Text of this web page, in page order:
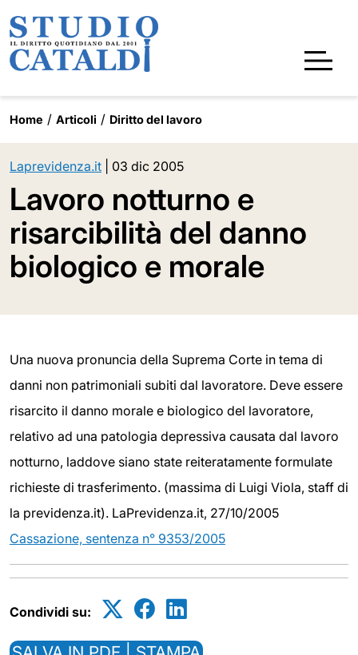
Home Articoli Diritto del lavoro
Laprevidenza.it 03 dic 2005
Lavoro notturno e
risarcibilità del danno
biologico e morale
Una nuova pronuncia della Suprema Corte in tema di
danni non patrimoniali subiti dal lavoratore. Deve essere
risarcito il danno morale e biologico del lavoratore,
relativo ad una patologia depressiva causata dal lavoro
notturno, laddove siano state reiteratamente formulate
richieste di trasferimento. (massima di Luigi Viola, staff di
la previdenza.it). LaPrevidenza.it, 27/10/2005
Cassazione, sentenza n° 9353/2005
Condividi su: